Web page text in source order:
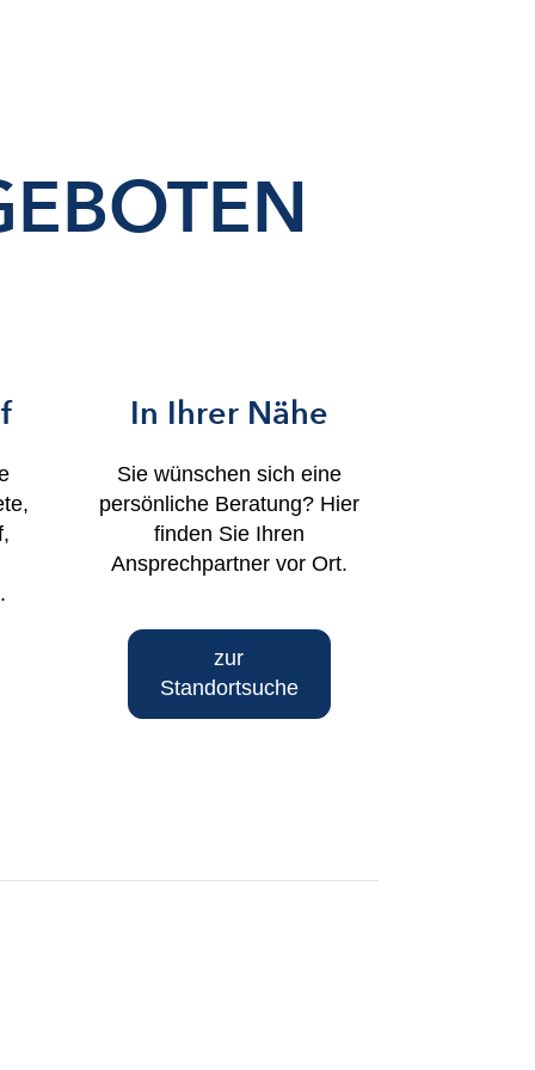
In Ihrer Nähe
Sie wünschen sich eine
persönliche Beratung? Hier
finden Sie Ihren
Ansprechpartner vor Ort.
zur
Standortsuche